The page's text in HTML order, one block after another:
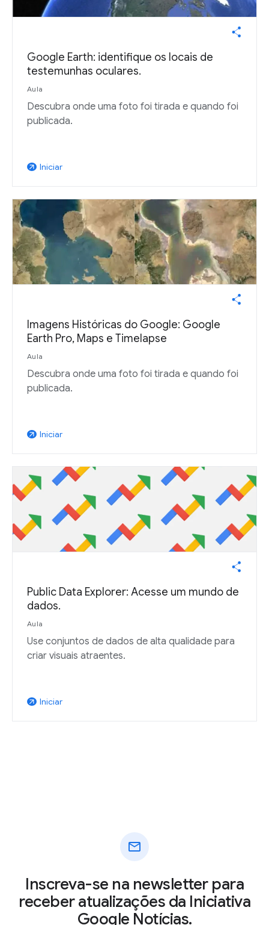
Google Earth: identifique os locais de
testemunhas oculares.
Aula
Descubra onde uma foto foi tirada e quando foi
publicada.
arrow_outward Iniciar
Imagens Históricas do Google: Google
Earth Pro, Maps e Timelapse
Aula
Descubra onde uma foto foi tirada e quando foi
publicada.
arrow_outward Iniciar
Public Data Explorer: Acesse um mundo de
dados.
Aula
Use conjuntos de dados de alta qualidade para
criar visuais atraentes.
arrow_outward Iniciar
mail
Inscreva-se na newsletter para
receber atualizações da Iniciativa
Google Notícias.